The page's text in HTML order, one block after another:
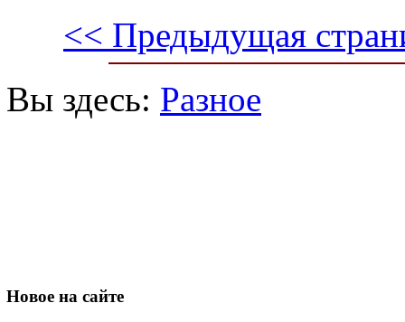
<< Предыдущая
Вы здесь: Разное
Новое на сайте